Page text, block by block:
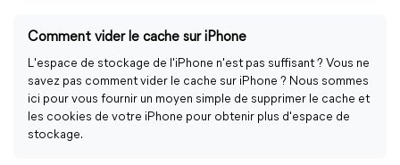
Comment vider le cache sur iPhone
L'espace de stockage de l'iPhone n'est pas suffisant ? Vous ne
savez pas comment vider le cache sur iPhone ? Nous sommes
ici pour vous fournir un moyen simple de supprimer le cache et
les cookies de votre iPhone pour obtenir plus d'espace de
stockage.